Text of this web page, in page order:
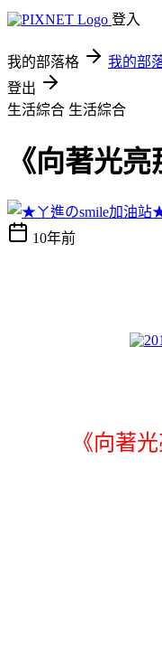
登入
我的部落格 我的部
登出
生活綜合 生活綜合
《向著光
10年前
《向著